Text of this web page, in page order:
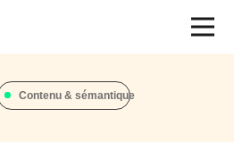
Contenu & sémantique